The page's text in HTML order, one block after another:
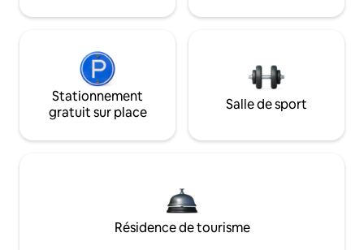
Stationnement
gratuit sur place
Salle de sport
Résidence de tourisme